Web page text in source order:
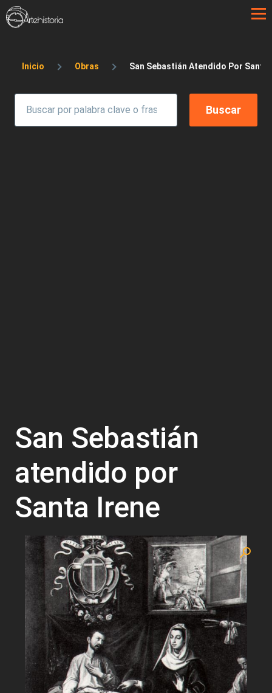
Pasar al contenido principal
Sobrescribir enlaces de ayuda a la
Inicio Obras San Sebastián Atendido Por Santa
San Sebastián
atendido por
Santa Irene